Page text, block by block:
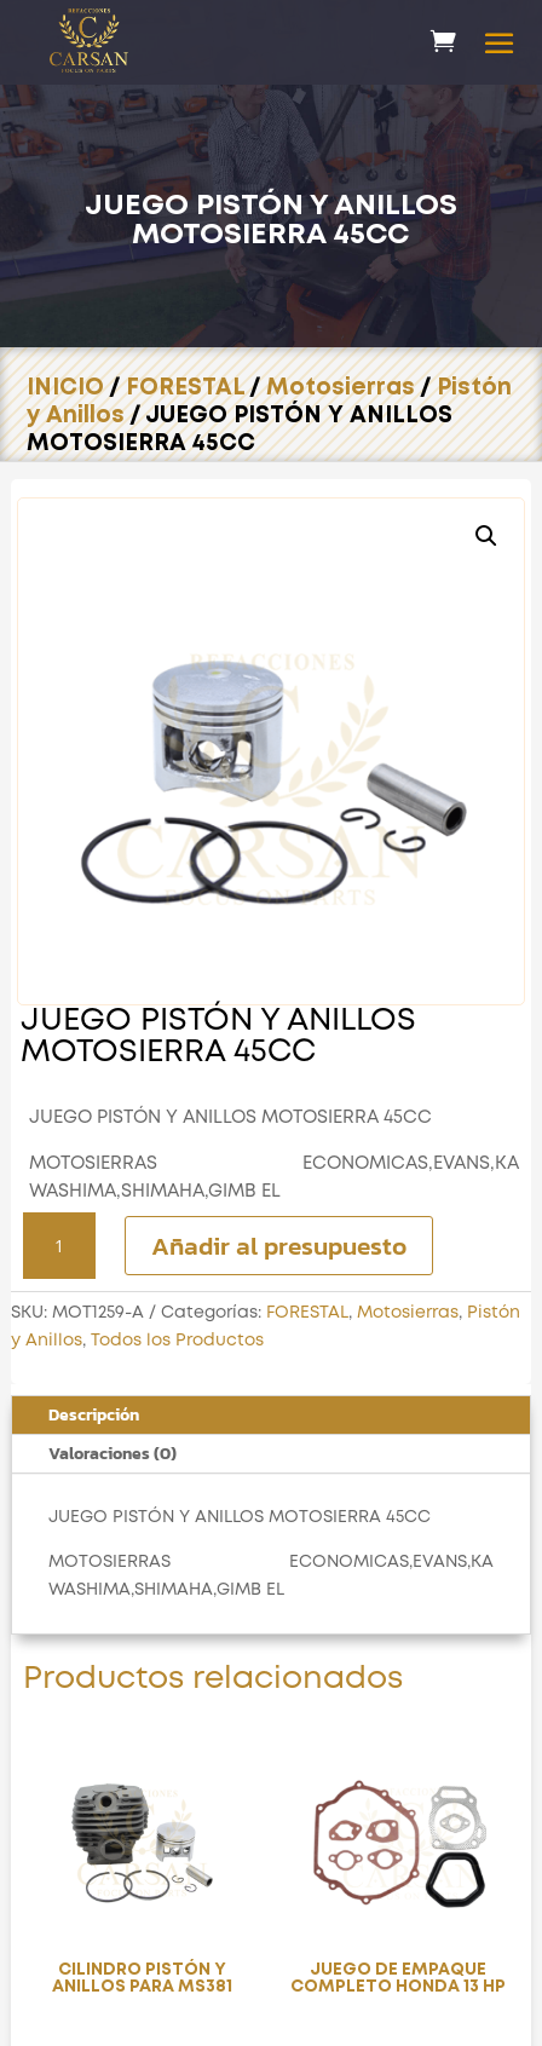
JUEGO PISTÓN Y ANILLOS
MOTOSIERRA 45CC
INICIO/FORESTAL/Motosierras/Pistón
y Anillos/ JUEGO PISTÓN Y ANILLOS
MOTOSIERRA 45CC
JUEGO PISTÓN Y ANILLOS
MOTOSIERRA 45CC
JUEGO PISTÓN Y ANILLOS MOTOSIERRA 45CC
MOTOSIERRAS ECONOMICAS,EVANS,KA
WASHIMA,SHIMAHA,GIMB EL
PISTÓN
Y
ANILLOS
MOTOSIERRA
cantidad
Añadir al presupuesto
SKU: MOT1259-A Categorías: FORESTAL, Motosierras, Pistón
y Anillos, Todos los Productos
Descripción
Valoraciones (0)
JUEGO PISTÓN Y ANILLOS MOTOSIERRA 45CC
MOTOSIERRAS ECONOMICAS,EVANS,KA
WASHIMA,SHIMAHA,GIMB EL
Productos relacionados
CILINDRO PISTÓN Y
ANILLOS PARA MS381
JUEGO DE EMPAQUE
COMPLETO HONDA 13 HP